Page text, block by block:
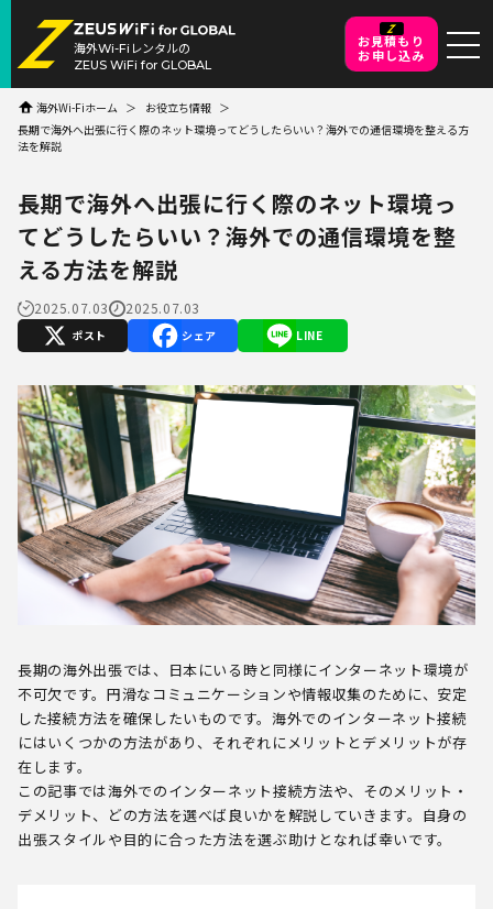
海外Wi-Fiレンタルの
ZEUS WiFi for GLOBAL
お見積もり
お申し込み
海外Wi-Fiホーム
お役立ち情報
長期で海外へ出張に行く際のネット環境ってどうしたらいい？海外での通信環境を整える方
法を解説
長期で海外へ出張に行く際のネット環境っ
てどうしたらいい？海外での通信環境を整
える方法を解説
2025.07.03 2025.07.03
X FacebookLine
長期の海外出張では、日本にいる時と同様にインターネット環境が
不可欠です。円滑なコミュニケーションや情報収集のために、安定
した接続方法を確保したいものです。海外でのインターネット接続
にはいくつかの方法があり、それぞれにメリットとデメリットが存
在します。
この記事では海外でのインターネット接続方法や、そのメリット・
デメリット、どの方法を選べば良いかを解説していきます。自身の
出張スタイルや目的に合った方法を選ぶ助けとなれば幸いです。